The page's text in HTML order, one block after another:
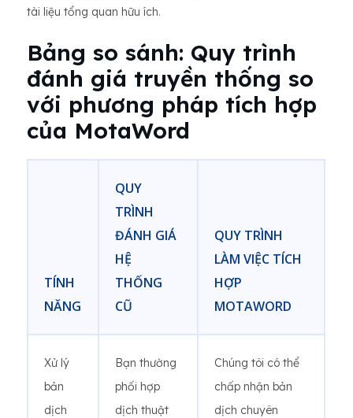
tài liệu tổng quan hữu ích.
Bảng so sánh: Quy trình
đánh giá truyền thống so
với phương pháp tích hợp
của MotaWord
TÍNH
NĂNG
QUY
TRÌNH
ĐÁNH GIÁ
HỆ
THỐNG
CŨ
QUY TRÌNH
LÀM VIỆC TÍCH
HỢP
MOTAWORD
Xử lý
bản
dịch
Bạn thường
phối hợp
dịch thuật
Chúng tôi có thể
chấp nhận bản
dịch chuyên